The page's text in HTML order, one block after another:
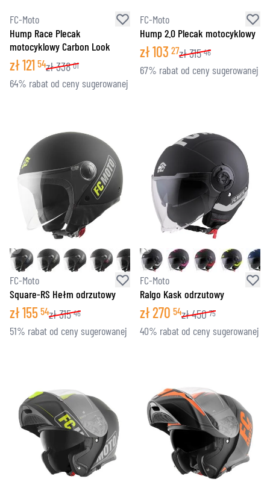
FC-Moto
Hump Race Plecak
motocyklowy Carbon Look
zł121 54zł338 01
64% rabat od ceny sugerowanej
FC-Moto
Hump 2.0 Plecak motocyklowy
zł103 27zł315 46
67% rabat od ceny sugerowanej
FC-Moto
Square-RS Hełm odrzutowy
zł155 54zł315 46
51% rabat od ceny sugerowanej
FC-Moto
Ralgo Kask odrzutowy
zł270 54zł450 75
40% rabat od ceny sugerowanej